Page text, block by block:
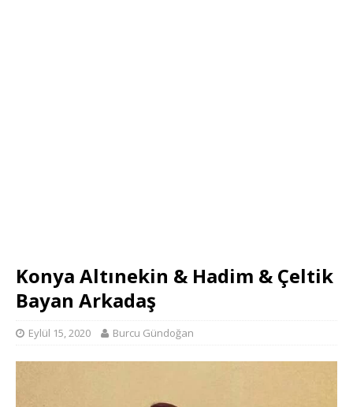
Konya Altınekin & Hadim & Çeltik
Bayan Arkadaş
Eylül 15, 2020 Burcu Gündoğan